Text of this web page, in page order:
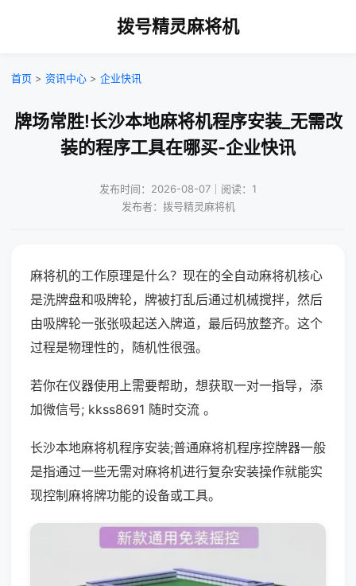
拨号精灵麻将机
首页 > 资讯中心 > 企业快讯
牌场常胜!长沙本地麻将机程序安装_无需改
装的程序工具在哪买-企业快讯
发布时间：2026-08-07｜阅读：1
发布者：拨号精灵麻将机
麻将机的工作原理是什么？现在的全自动麻将机核心
是洗牌盘和吸牌轮，牌被打乱后通过机械搅拌，然后
由吸牌轮一张张吸起送入牌道，最后码放整齐。这个
过程是物理性的，随机性很强。
若你在仪器使用上需要帮助，想获取一对一指导，添
加微信号; kkss8691 随时交流 。
长沙本地麻将机程序安装;普通麻将机程序控牌器一般
是指通过一些无需对麻将机进行复杂安装操作就能实
现控制麻将牌功能的设备或工具。